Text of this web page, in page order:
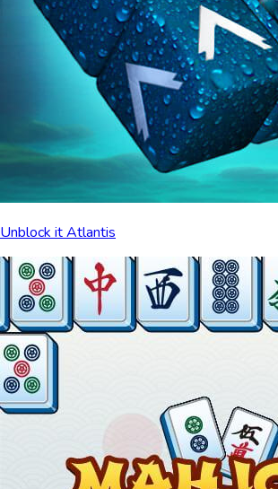
Unblock it Atlantis